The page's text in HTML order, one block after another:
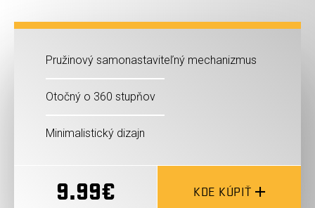
Pružinový samonastaviteľný mechanizmus
Otočný o 360 stupňov
Minimalistický dizajn
9.99€ KDE KÚPIŤ